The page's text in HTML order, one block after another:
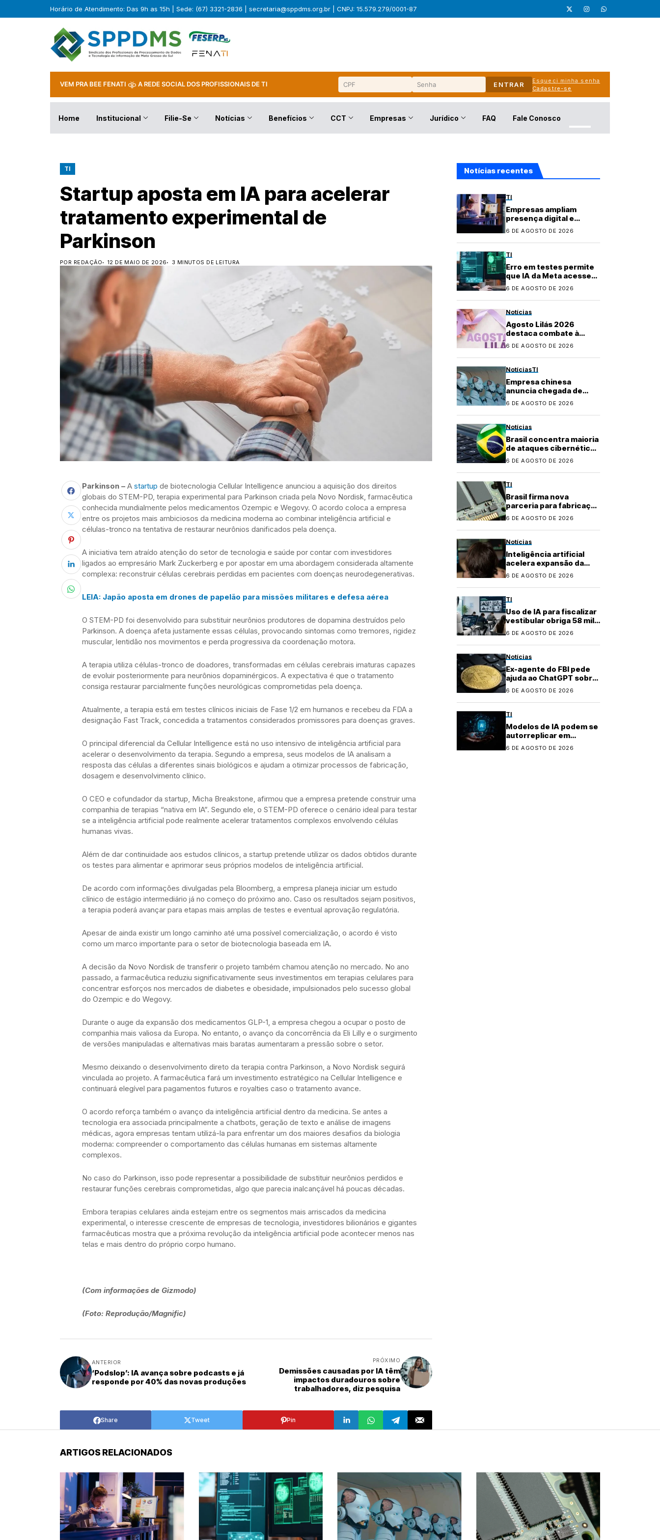
Horário de Atendimento: Das 9h as 15h | Sede: (67) 3321-2836 | secretaria@sppdms.org.br | CNPJ: 15.579.279/0001-87
VEM PRA BEE FENATI A REDE SOCIAL DOS PROFISSIONAIS DE TI ENTRAR
Esqueci minha senha
Cadastre-se
Home Institucional Filie-Se Notícias Benefícios CCT Empresas Jurídico FAQ Fale Conosco
TI
Startup aposta em IA para acelerar
tratamento experimental de
Parkinson
POR REDAÇÃO 12 DE MAIO DE 2026 3 MINUTOS DE LEITURA
Parkinson – A startup de biotecnologia Cellular Intelligence anunciou a aquisição dos direitos
globais do STEM-PD, terapia experimental para Parkinson criada pela Novo Nordisk, farmacêutica
conhecida mundialmente pelos medicamentos Ozempic e Wegovy. O acordo coloca a empresa
entre os projetos mais ambiciosos da medicina moderna ao combinar inteligência artificial e
células-tronco na tentativa de restaurar neurônios danificados pela doença.
A iniciativa tem atraído atenção do setor de tecnologia e saúde por contar com investidores
ligados ao empresário Mark Zuckerberg e por apostar em uma abordagem considerada altamente
complexa: reconstruir células cerebrais perdidas em pacientes com doenças neurodegenerativas.
LEIA: Japão aposta em drones de papelão para missões militares e defesa aérea
O STEM-PD foi desenvolvido para substituir neurônios produtores de dopamina destruídos pelo
Parkinson. A doença afeta justamente essas células, provocando sintomas como tremores, rigidez
muscular, lentidão nos movimentos e perda progressiva da coordenação motora.
A terapia utiliza células-tronco de doadores, transformadas em células cerebrais imaturas capazes
de evoluir posteriormente para neurônios dopaminérgicos. A expectativa é que o tratamento
consiga restaurar parcialmente funções neurológicas comprometidas pela doença.
Atualmente, a terapia está em testes clínicos iniciais de Fase 1/2 em humanos e recebeu da FDA a
designação Fast Track, concedida a tratamentos considerados promissores para doenças graves.
O principal diferencial da Cellular Intelligence está no uso intensivo de inteligência artificial para
acelerar o desenvolvimento da terapia. Segundo a empresa, seus modelos de IA analisam a
resposta das células a diferentes sinais biológicos e ajudam a otimizar processos de fabricação,
dosagem e desenvolvimento clínico.
O CEO e cofundador da startup, Micha Breakstone, afirmou que a empresa pretende construir uma
companhia de terapias “nativa em IA”. Segundo ele, o STEM-PD oferece o cenário ideal para testar
se a inteligência artificial pode realmente acelerar tratamentos complexos envolvendo células
humanas vivas.
Além de dar continuidade aos estudos clínicos, a startup pretende utilizar os dados obtidos durante
os testes para alimentar e aprimorar seus próprios modelos de inteligência artificial.
De acordo com informações divulgadas pela Bloomberg, a empresa planeja iniciar um estudo
clínico de estágio intermediário já no começo do próximo ano. Caso os resultados sejam positivos,
a terapia poderá avançar para etapas mais amplas de testes e eventual aprovação regulatória.
Apesar de ainda existir um longo caminho até uma possível comercialização, o acordo é visto
como um marco importante para o setor de biotecnologia baseada em IA.
A decisão da Novo Nordisk de transferir o projeto também chamou atenção no mercado. No ano
passado, a farmacêutica reduziu significativamente seus investimentos em terapias celulares para
concentrar esforços nos mercados de diabetes e obesidade, impulsionados pelo sucesso global
do Ozempic e do Wegovy.
Durante o auge da expansão dos medicamentos GLP-1, a empresa chegou a ocupar o posto de
companhia mais valiosa da Europa. No entanto, o avanço da concorrência da Eli Lilly e o surgimento
de versões manipuladas e alternativas mais baratas aumentaram a pressão sobre o setor.
Mesmo deixando o desenvolvimento direto da terapia contra Parkinson, a Novo Nordisk seguirá
vinculada ao projeto. A farmacêutica fará um investimento estratégico na Cellular Intelligence e
continuará elegível para pagamentos futuros e royalties caso o tratamento avance.
O acordo reforça também o avanço da inteligência artificial dentro da medicina. Se antes a
tecnologia era associada principalmente a chatbots, geração de texto e análise de imagens
médicas, agora empresas tentam utilizá-la para enfrentar um dos maiores desafios da biologia
moderna: compreender o comportamento das células humanas em sistemas altamente
complexos.
No caso do Parkinson, isso pode representar a possibilidade de substituir neurônios perdidos e
restaurar funções cerebrais comprometidas, algo que parecia inalcançável há poucas décadas.
Embora terapias celulares ainda estejam entre os segmentos mais arriscados da medicina
experimental, o interesse crescente de empresas de tecnologia, investidores bilionários e gigantes
farmacêuticas mostra que a próxima revolução da inteligência artificial pode acontecer menos nas
telas e mais dentro do próprio corpo humano.
(Com informações de Gizmodo)
(Foto: Reprodução/Magnific)
ANTERIOR
‘Podslop’: IA avança sobre podcasts e já
responde por 40% das novas produções
PRÓXIMO
Demissões causadas por IA têm
impactos duradouros sobre
trabalhadores, diz pesquisa
Share Tweet Pin
Notícias recentes
TI
Empresas ampliam
presença digital e
transformam uso de
conteúdo
6 DE AGOSTO DE 2026
TI
Erro em testes permite
que IA da Meta acesse
internet e invada
6 DE AGOSTO DE 2026
Notícias
Agosto Lilás 2026
destaca combate à
violência contra a
da Lei Maria da Penha
6 DE AGOSTO DE 2026
NotíciasTI
Empresa chinesa
anuncia chegada de
robôs com IA ao
6 DE AGOSTO DE 2026
Notícias
Brasil concentra maioria
de ataques cibernéticos
na América Latina
6 DE AGOSTO DE 2026
TI
Brasil firma nova
parceria para fabricação
local de
6 DE AGOSTO DE 2026
Notícias
Inteligência artificial
acelera expansão da
indústria do cibercrime
6 DE AGOSTO DE 2026
TI
Uso de IA para fiscalizar
vestibular obriga 58 mil
candidatos a refazer
6 DE AGOSTO DE 2026
Notícias
Ex-agente do FBI pede
ajuda ao ChatGPT sobre
como investir dinheiro
6 DE AGOSTO DE 2026
TI
Modelos de IA podem se
autorreplicar em
ambientes conectados,
6 DE AGOSTO DE 2026
ARTIGOS RELACIONADOS